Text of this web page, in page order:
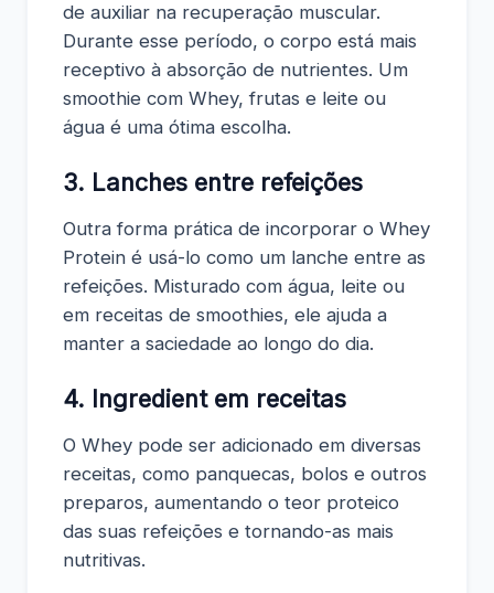
de auxiliar na recuperação muscular.
Durante esse período, o corpo está mais
receptivo à absorção de nutrientes. Um
smoothie com Whey, frutas e leite ou
água é uma ótima escolha.
3. Lanches entre refeições
Outra forma prática de incorporar o Whey
Protein é usá-lo como um lanche entre as
refeições. Misturado com água, leite ou
em receitas de smoothies, ele ajuda a
manter a saciedade ao longo do dia.
4. Ingredient em receitas
O Whey pode ser adicionado em diversas
receitas, como panquecas, bolos e outros
preparos, aumentando o teor proteico
das suas refeições e tornando-as mais
nutritivas.